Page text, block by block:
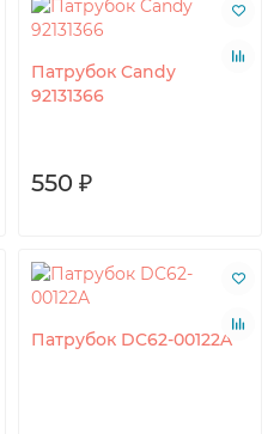
Патрубок Candy
92131366
550 ₽
Патрубок DC62-00122A